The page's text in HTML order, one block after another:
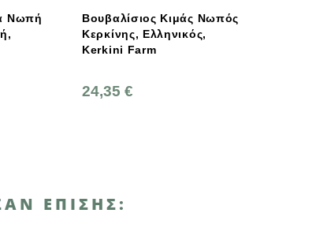
Κιμάς Νωπός
Ελληνικός,
Βουβαλίσιο Συκώτι Νωπό
Kerkini Farm
ΕΠΊΣΗΣ: